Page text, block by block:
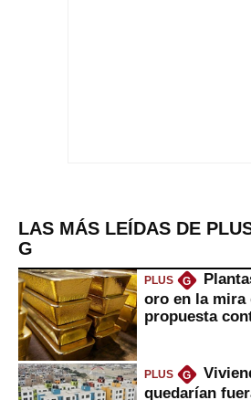
LAS MÁS LEÍDAS DE
G
PLUS G
oro en la mira
propuesta
PLUS G
quedarían